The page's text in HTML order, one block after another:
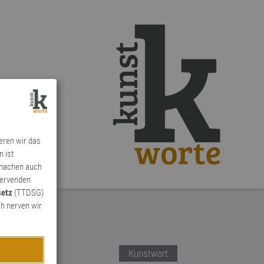
wir das
ist
auch
(TTDSG)
nerven wir
Kunstwort